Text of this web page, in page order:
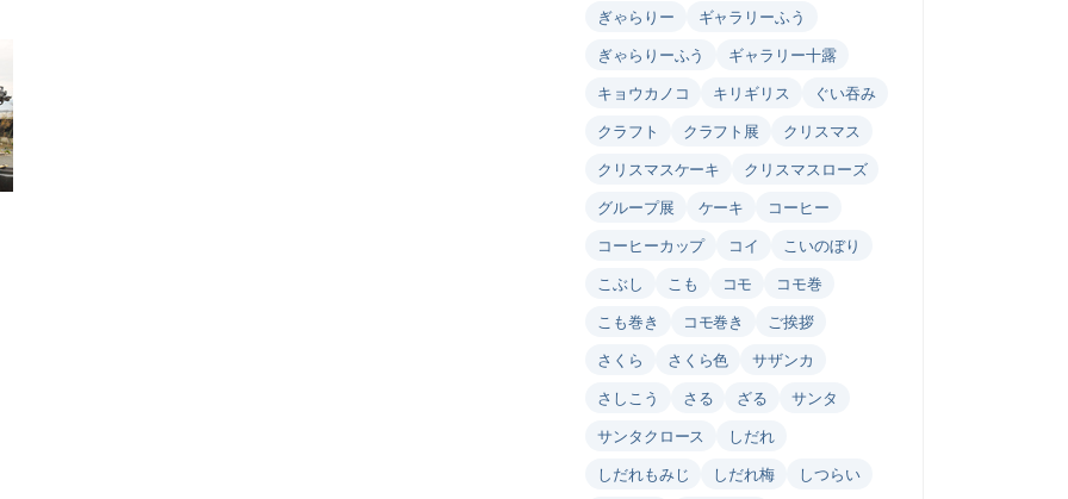
ぎゃらりー
ギャラリーふう
ぎゃらりーふう
ギャラリー十露
キョウカノコ
キリギリス
ぐい吞み
クラフト
クラフト展
クリスマス
クリスマスケーキ
クリスマスローズ
グループ展
ケーキ
コーヒー
コーヒーカップ
コイ
こいのぼり
こぶし
こも コモ
コモ巻
こも巻き
コモ巻き
ご挨拶
さくら
さくら色
サザンカ
さしこう
さる ざる
サンタ
サンタクロース
しだれ
しだれもみじ
しだれ梅
しつらい